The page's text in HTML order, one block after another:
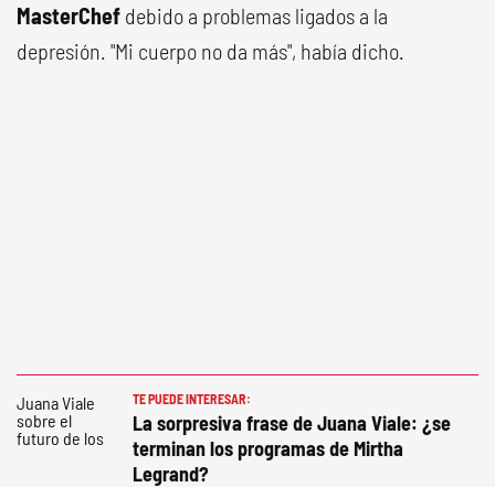
MasterChef debido a problemas ligados a la
depresión. "Mi cuerpo no da más", había dicho.
TE PUEDE INTERESAR:
La sorpresiva frase de Juana Viale: ¿se
terminan los programas de Mirtha
Legrand?